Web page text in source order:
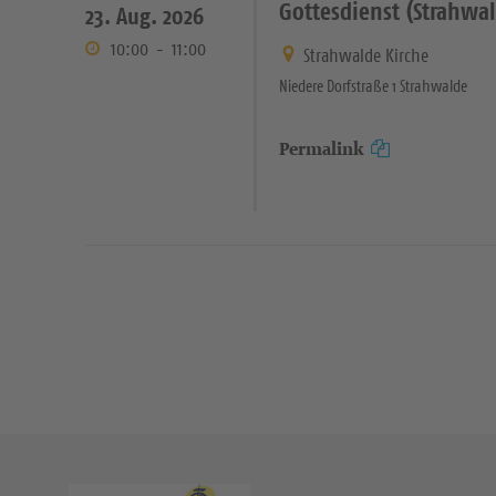
23. Aug. 2026
10:00 - 11:00
Gottesdienst
Strahwalde Kirche
Niedere Dorfstraße 1 Strahwalde
Permalink